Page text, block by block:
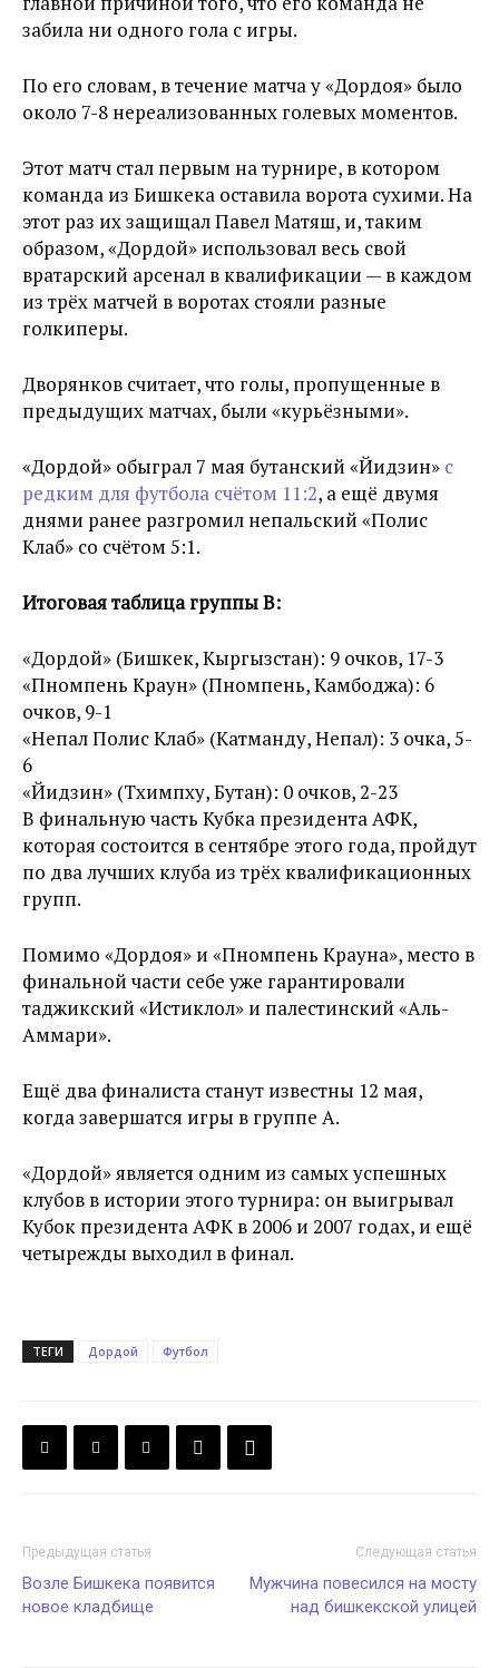
забила ни одного гола с игры.
По его словам, в течение матча у «Дордоя» было
около 7-8 нереализованных голевых моментов.
Этот матч стал первым на турнире, в котором
команда из Бишкека оставила ворота сухими. На
этот раз их защищал Павел Матяш, и, таким
образом, «Дордой» использовал весь свой
вратарский арсенал в квалификации — в каждом
из трёх матчей в воротах стояли разные
голкиперы.
Дворянков считает, что голы, пропущенные в
предыдущих матчах, были «курьёзными».
«Дордой» обыграл 7 мая бутанский «Йидзин» с
редким для футбола счётом 11:2, а ещё двумя
днями ранее разгромил непальский «Полис
Клаб» со счётом 5:1.
Итоговая таблица группы B:
«Дордой» (Бишкек, Кыргызстан): 9 очков, 17-3
«Пномпень Краун» (Пномпень, Камбоджа): 6
очков, 9-1
«Непал Полис Клаб» (Катманду, Непал): 3 очка, 5-
6
«Йидзин» (Тхимпху, Бутан): 0 очков, 2-23
В финальную часть Кубка президента АФК,
которая состоится в сентябре этого года, пройдут
по два лучших клуба из трёх квалификационных
групп.
Помимо «Дордоя» и «Пномпень Крауна», место в
финальной части себе уже гарантировали
таджикский «Истиклол» и палестинский «Аль-
Аммари».
Ещё два финалиста станут известны 12 мая,
когда завершатся игры в группе A.
«Дордой» является одним из самых успешных
клубов в истории этого турнира: он выигрывал
Кубок президента АФК в 2006 и 2007 годах, и ещё
четырежды выходил в финал.
ТЕГИ Дордой Футбол
Предыдущая статья
Возле Бишкека появится
новое кладбище
Следующая статья
Мужчина повесился на мосту
над бишкекской улицей